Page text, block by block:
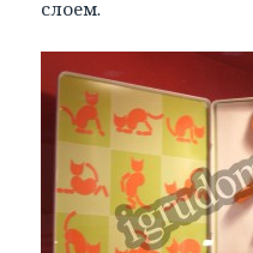
слоем.